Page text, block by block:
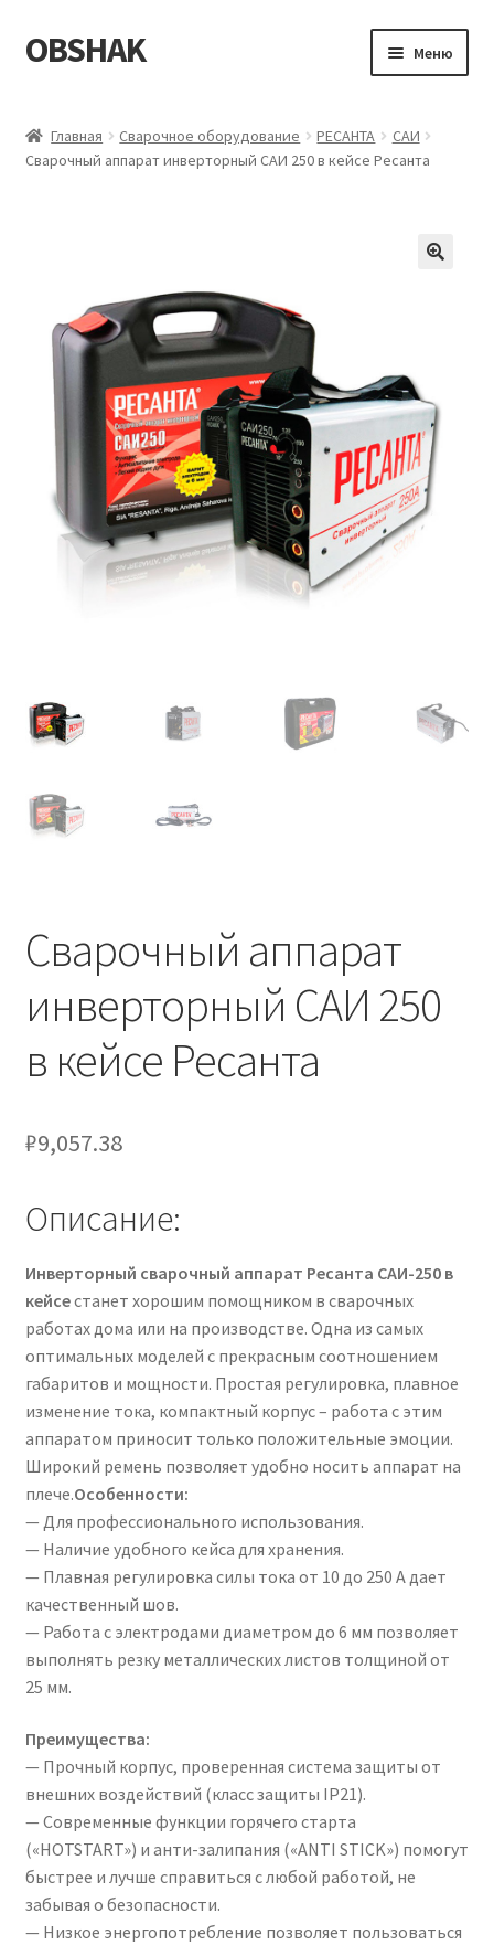
Перейти
к
Перейти
к
OBSHAK Меню
Категории
Мой аккаунт
Оформление заказа
Пример страницы
Главная Сварочное оборудование РЕСАНТА
САИ
Сварочный аппарат инверторный САИ 250 в кейсе Ресанта
Сварочный аппарат
инверторный САИ 250
в кейсе Ресанта
₽9,057.38
Описание:
Инверторный сварочный аппарат Ресанта САИ-250 в
кейсестанет хорошим помощником в сварочных
работах дома или на производстве. Одна из самых
оптимальных моделей с прекрасным соотношением
габаритов и мощности. Простая регулировка, плавное
изменение тока, компактный корпус – работа с этим
аппаратом приносит только положительные эмоции.
Широкий ремень позволяет удобно носить аппарат на
плече.Особенности:
— Для профессионального использования.
— Наличие удобного кейса для хранения.
— Плавная регулировка силы тока от 10 до 250 А дает
качественный шов.
— Работа с электродами диаметром до 6 мм позволяет
выполнять резку металлических листов толщиной от
25 мм.
Преимущества:
— Прочный корпус, проверенная система защиты от
внешних воздействий (класс защиты IP21).
— Современные функции горячего старта
(«HOTSTART») и анти-залипания («ANTI STICK») помогут
быстрее и лучше справиться с любой работой, не
забывая о безопасности.
— Низкое энергопотребление позволяет пользоваться